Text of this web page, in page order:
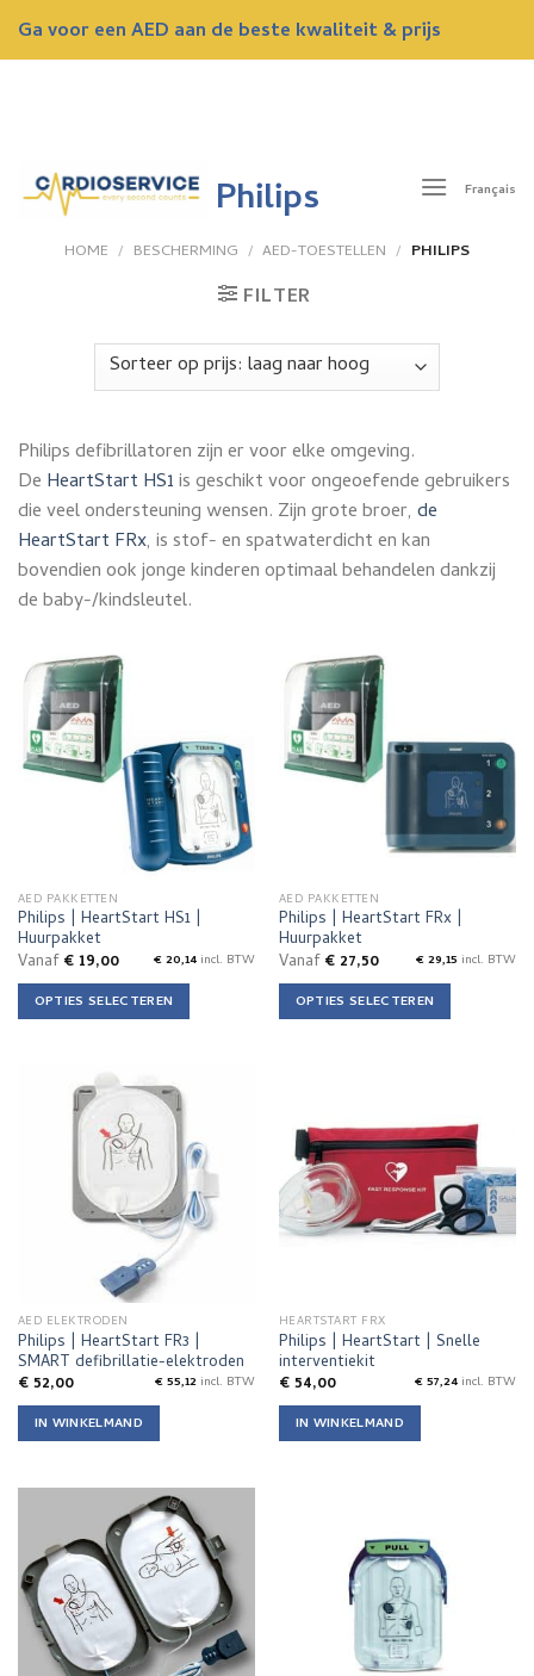
Ga voor een AED aan de beste kwaliteit & prijs
Français
Philips
HOME / BESCHERMING / AED-TOESTELLEN / PHILIPS
FILTER
Philips defibrillatoren zijn er voor elke omgeving.
De HeartStart HS1is geschikt voor ongeoefende gebruikers
die veel ondersteuning wensen. Zijn grote broer, de
HeartStart FRx, is stof- en spatwaterdicht en kan
bovendien ook jonge kinderen optimaal behandelen dankzij
de baby-/kindsleutel.
AED PAKKETTEN
Philips | HeartStart HS1 |
Huurpakket
Vanaf€19,00 €20,14 incl. BTW
OPTIES SELECTEREN
meerdere
variaties.
productpagina
AED PAKKETTEN
Philips | HeartStart FRx |
Huurpakket
Vanaf€27,50 €29,15 incl. BTW
OPTIES SELECTEREN
variaties.
Deze
optie
kan
gekozen
productpagina
AED ELEKTRODEN
Philips | HeartStart FR3 |
SMART defibrillatie-elektroden
€52,00 €55,12 incl. BTW
IN WINKELMAND
HEARTSTART FRX
Philips | HeartStart | Snelle
interventiekit
€54,00 €57,24 incl. BTW
IN WINKELMAND